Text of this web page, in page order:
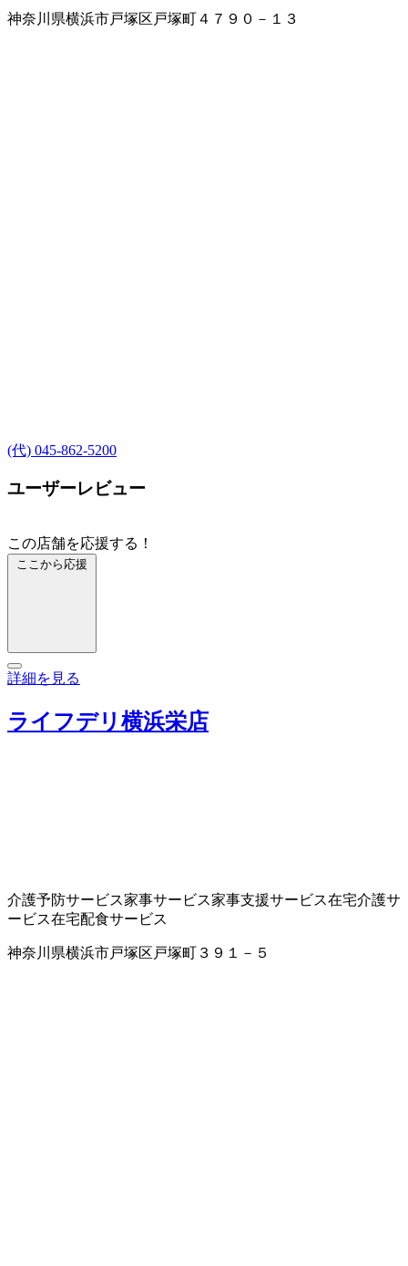
神奈川県横浜市戸塚区戸塚町４７９０－１３
(代) 045-862-5200
ユーザーレビュー
この店舗を応援する！
ここから応援
詳細を見る
ライフデリ横浜栄店
介護予防サービス家事サービス家事支援サービス在宅介護サ
ービス在宅配食サービス
神奈川県横浜市戸塚区戸塚町３９１－５